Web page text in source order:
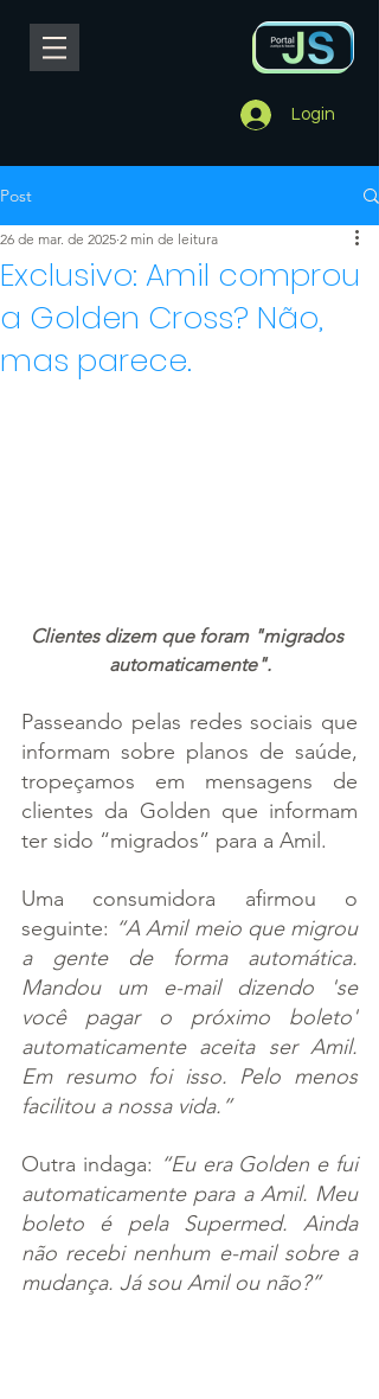
Login
Post
Exclusivo: Amil comprou
a Golden Cross? Não,
mas parece.
26 de mar. de 2025 2 min de leitura
Clientes dizem que foram "migrados
automaticamente".
Passeando pelas redes sociais que
informam sobre planos de saúde,
tropeçamos em mensagens de
clientes da Golden que informam
ter sido “migrados” para a Amil.
Uma consumidora afirmou o
seguinte: “A Amil meio que migrou
a gente de forma automática.
Mandou um e-mail dizendo 'se
você pagar o próximo boleto'
automaticamente aceita ser Amil.
Em resumo foi isso. Pelo menos
facilitou a nossa vida.”
Outra indaga: “Eu era Golden e fui
automaticamente para a Amil. Meu
boleto é pela Supermed. Ainda
não recebi nenhum e-mail sobre a
mudança. Já sou Amil ou não?”